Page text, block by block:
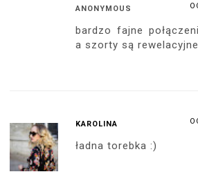
ANONYMOUS
bardzo fajne
a szorty są
KAROLINA
ładna torebka :)